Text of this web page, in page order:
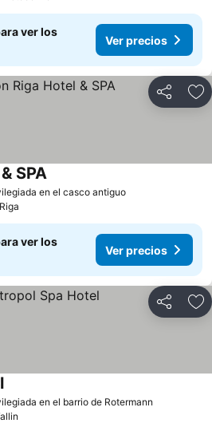
ver los
Ver precios
Compartir
en el casco antiguo
SPA
Riga
ver los
Ver precios
Compartir
en el barrio de Rotermann